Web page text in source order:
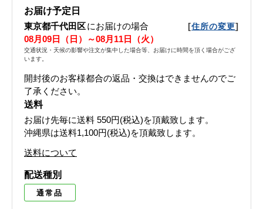
お届け予定日
東京都千代田区にお届けの場合 [住所の変更]
08月09日（日）～08月11日（火）
交通状況・天候の影響や注文が集中した場合等、お届けに時間を頂く場合がござ
います。
開封後のお客様都合の返品・交換はできませんのでご
了承ください。
送料
お届け先毎に送料 550円(税込)を頂戴致します。
沖縄県は送料1,100円(税込)を頂戴致します。
送料について
配送種別
通常品